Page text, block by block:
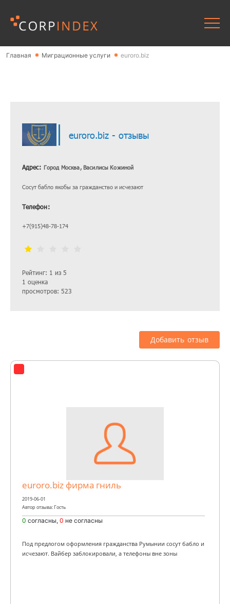
Главная Миграционные услуги euroro.biz
euroro.biz - отзывы
Адрес: Город Москва, Василисы Кожиной
Сосут бабло якобы за гражданство и исчезают
Рейтинг: 1 из 5
1 оценка
просмотров: 523
Телефон:
+7(915)48-78-174
Добавить отзыв
euroro.biz фирма гниль
2019-06-01
Автор отзыва: Гость
0 согласны, 0 не согласны
Под предлогом оформления гражданства Румынии сосут бабло и
исчезают. Вайбер заблокировали, а телефоны вне зоны